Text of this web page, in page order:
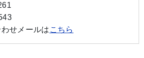
わせメールは こちら